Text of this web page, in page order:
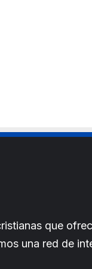
que
una red de